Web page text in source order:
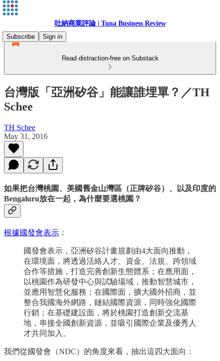
吐納商業評論 | Tuna Business Review
Subscribe
Sign in
Read distraction-free on Substack
台灣版「亞洲矽谷」能讓誰埋單？／TH
Schee
TH Schee
May 31, 2016
如果把台灣桃園、美國舊金山灣區（正牌矽谷）、以及印度的
Bengaluru放在一起，為什麼要選桃園？
根據國發會表示 ：
國發會表示，亞洲矽谷計畫規劃由4大面向推動，
在環境面，將透過活絡人才、資金、法規、跨領域
合作等措施，打造完善創新生態體系；在應用面，
以桃園作為研發中心與試驗場域，推動智慧城市，
並應用智慧化服務；在國際面，擴大國外招商，並
整合我國海外網路，鏈結國際資源，同時強化國際
行銷；在基礎建設面，將於桃園打造創新交流基
地，串接全國創新資源，並吸引國際企業及優秀人
才共同加入。
我們從國發會（NDC）的角度來看，抽出這四大面向：